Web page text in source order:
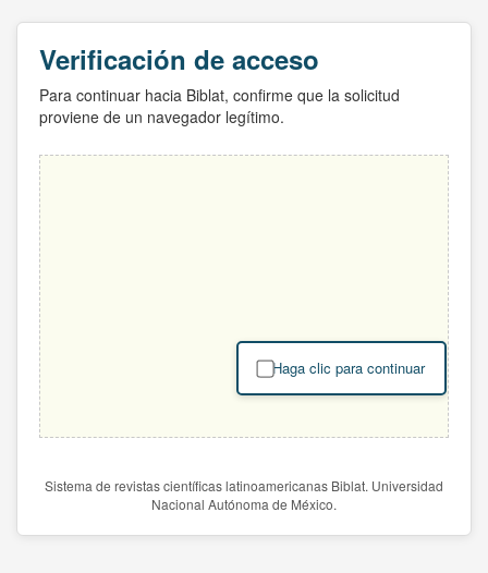
Verificación de acceso
Para continuar hacia Biblat, confirme que la solicitud
proviene de un navegador legítimo.
Haga clic para continuar
Sistema de revistas científicas latinoamericanas Biblat. Universidad
Nacional Autónoma de México.